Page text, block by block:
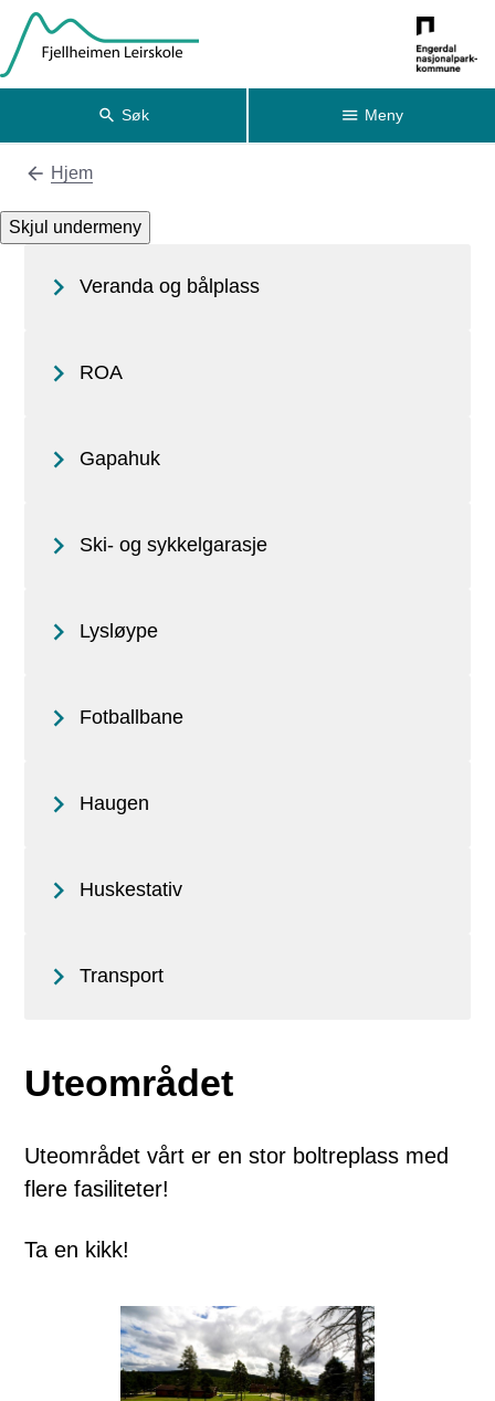
Fjellheimen Leirskole
Søk Meny
Du er her:
Hjem
Skjul undermeny
Veranda og bålplass
ROA
Gapahuk
Ski- og sykkelgarasje
Lysløype
Fotballbane
Haugen
Huskestativ
Transport
Uteområdet
Uteområdet vårt er en stor boltreplass med
flere fasiliteter!
Ta en kikk!